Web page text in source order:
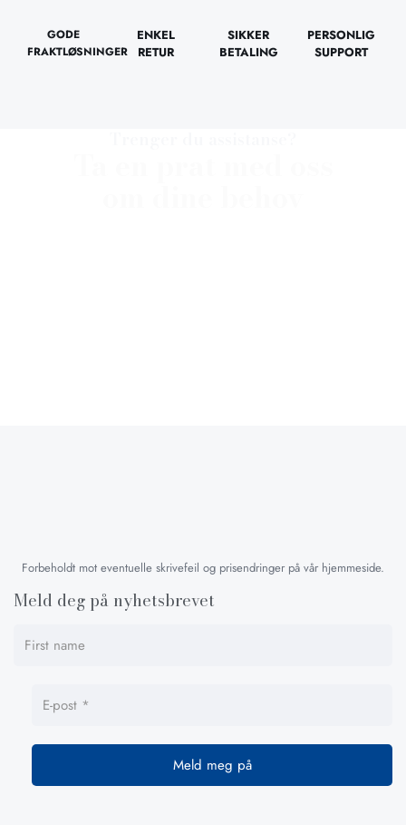
GODE
FRAKTLØSNINGER
ENKEL
RETUR
SIKKER
BETALING
PERSONLIG
SUPPORT
Forbeholdt mot eventuelle skrivefeil og prisendringer på vår hjemmeside.
Meld deg på nyhetsbrevet